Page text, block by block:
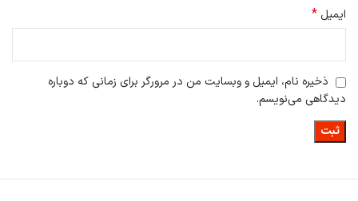
ایمیل *
ذخیره نام، ایمیل و وبسایت من در مرورگر برای زمانی که دوباره
دیدگاهی می‌نویسم.